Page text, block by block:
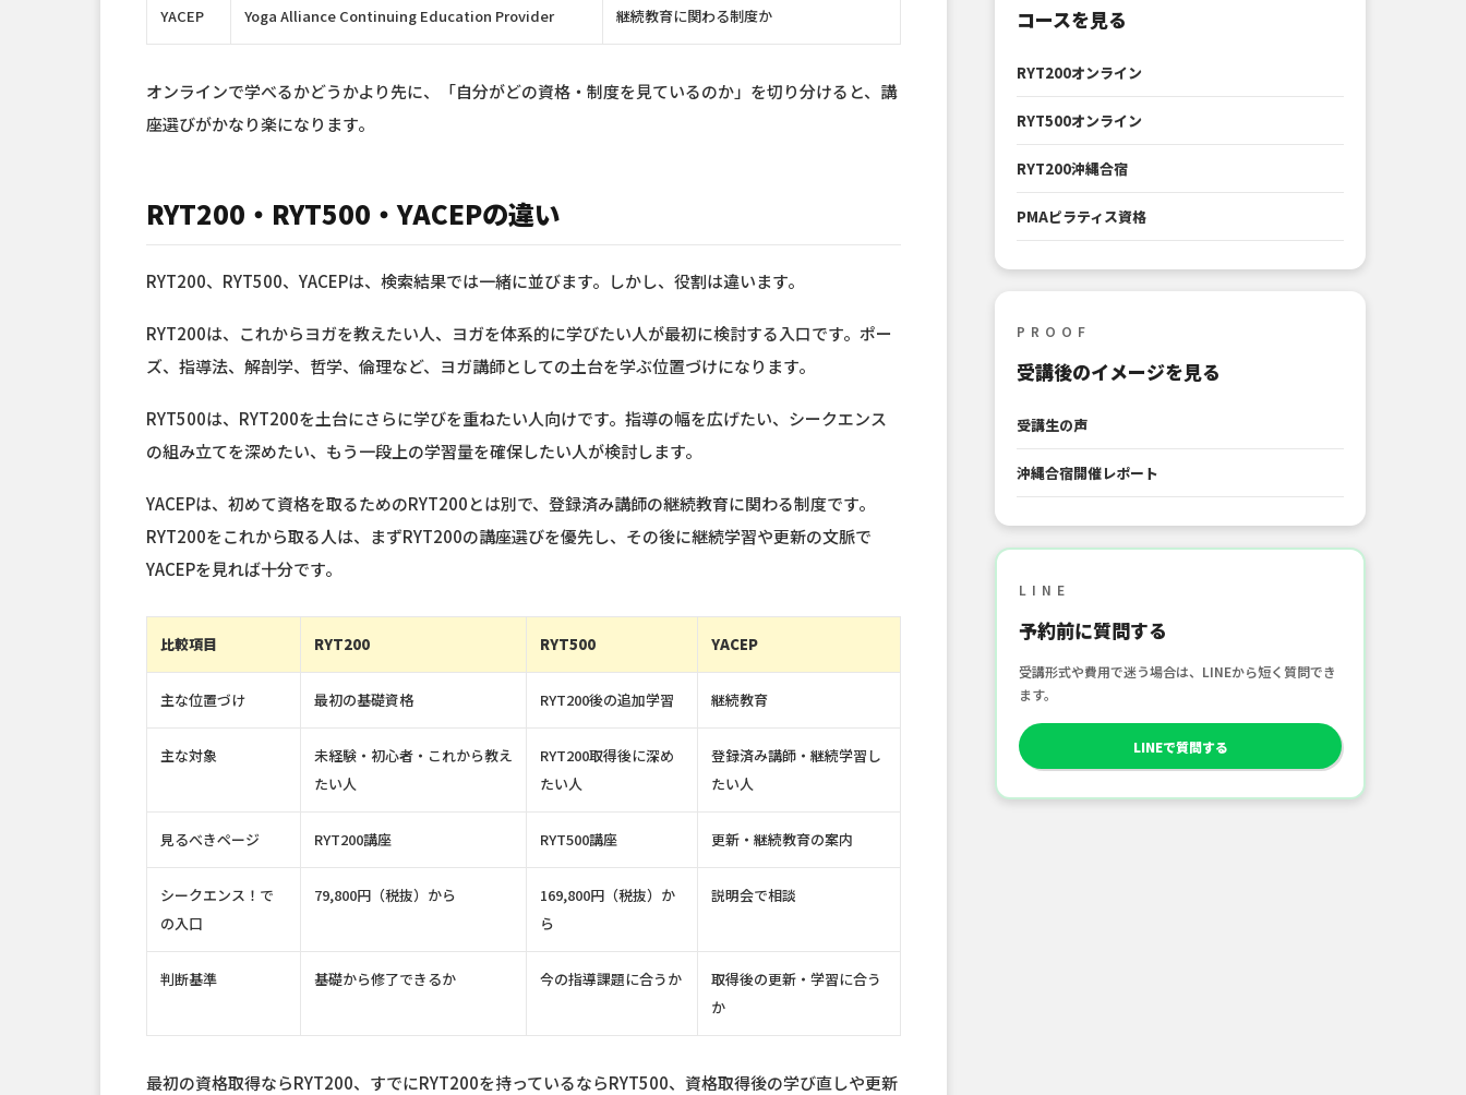
YACEP Yoga Alliance Continuing Education Provider 継続教育に関わる制度か
オンラインで学べるかどうかより先に、「自分がどの資格・制度を見ているのか」を切り分けると、講
座選びがかなり楽になります。
RYT200・RYT500・YACEPの違い
RYT200、RYT500、YACEPは、検索結果では一緒に並びます。しかし、役割は違います。
RYT200は、これからヨガを教えたい人、ヨガを体系的に学びたい人が最初に検討する入口です。ポー
ズ、指導法、解剖学、哲学、倫理など、ヨガ講師としての土台を学ぶ位置づけになります。
RYT500は、RYT200を土台にさらに学びを重ねたい人向けです。指導の幅を広げたい、シークエンス
の組み立てを深めたい、もう一段上の学習量を確保したい人が検討します。
YACEPは、初めて資格を取るためのRYT200とは別で、登録済み講師の継続教育に関わる制度です。
RYT200をこれから取る人は、まずRYT200の講座選びを優先し、その後に継続学習や更新の文脈で
YACEPを見れば十分です。
比較項目 RYT200 RYT500 YACEP
主な位置づけ 最初の基礎資格 RYT200後の追加学習 継続教育
主な対象
未経験・初心者・これから教え
たい人
RYT200取得後に深め
たい人
登録済み講師・継続学習し
たい人
見るべきページ RYT200講座 RYT500講座 更新・継続教育の案内
シークエンス！で
の入口
79,800円（税抜）から
169,800円（税抜）か
ら
説明会で相談
判断基準 基礎から修了できるか 今の指導課題に合うか
取得後の更新・学習に合う
か
最初の資格取得ならRYT200、すでにRYT200を持っているならRYT500、資格取得後の学び直しや更新
コースを見る
RYT200オンライン
RYT500オンライン
RYT200沖縄合宿
PMAピラティス資格
PROOF
受講後のイメージを見る
受講生の声
沖縄合宿開催レポート
LINE
予約前に質問する
受講形式や費用で迷う場合は、LINEから短く質問でき
ます。
LINEで質問する